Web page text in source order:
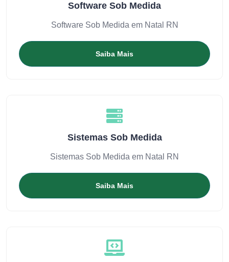
Software Sob Medida
Software Sob Medida em Natal RN
Saiba Mais
Sistemas Sob Medida
Sistemas Sob Medida em Natal RN
Saiba Mais